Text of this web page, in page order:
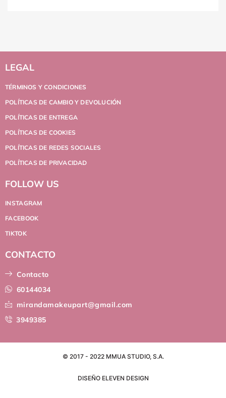
LEGAL
TÉRMINOS Y CONDICIONES
POLÍTICAS DE CAMBIO Y DEVOLUCIÓN
POLÍTICAS DE ENTREGA
POLÍTICAS DE COOKIES
POLÍTICAS DE REDES SOCIALES
POLÍTICAS DE PRIVACIDAD
FOLLOW US
INSTAGRAM
FACEBOOK
TIKTOK
CONTACTO
Contacto
60144034
mirandamakeupart@gmail.com
3949385
© 2017 - 2022 MMUA STUDIO, S.A.
DISEÑO ELEVEN DESIGN